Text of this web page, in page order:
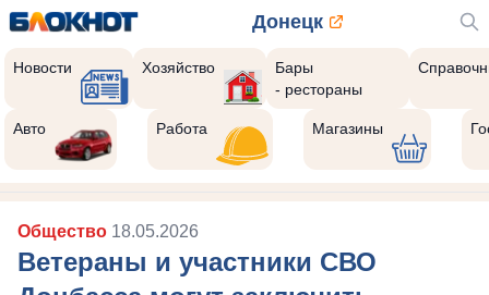
Донецк
Новости Хозяйство
Бары
- рестораны
Авто Работа Магазины
Общество 18.05.2026
Ветераны и участники СВО